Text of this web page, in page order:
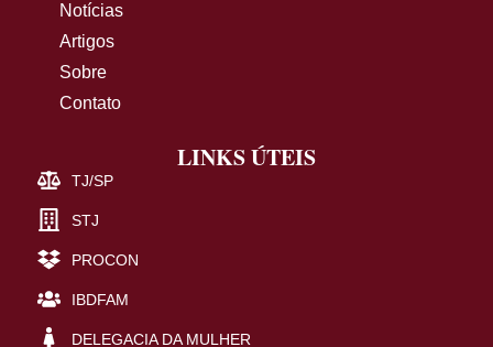
Notícias
Artigos
Sobre
Contato
LINKS ÚTEIS
TJ/SP
STJ
PROCON
IBDFAM
DELEGACIA DA MULHER